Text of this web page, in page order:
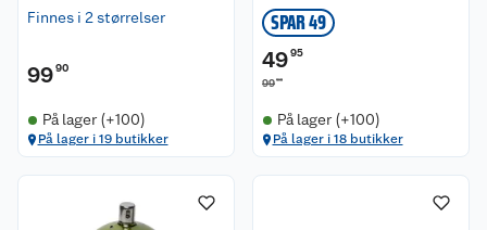
Finnes i 2 størrelser
9990
På lager (+100)
På lager i 19 butikker
SPAR 49
4995
9990
På lager (+100)
På lager i 18 butikker